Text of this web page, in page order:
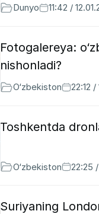
Dunyo 11:42 /
Fotogalereya:
nishonladi?
O‘zbekiston 22:12 /
Toshkentda
O‘zbekiston 22:25 /
Suriyaning